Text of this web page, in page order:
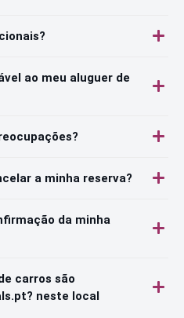
ao meu aluguer de
a minha reserva?
da minha
carros são
neste local